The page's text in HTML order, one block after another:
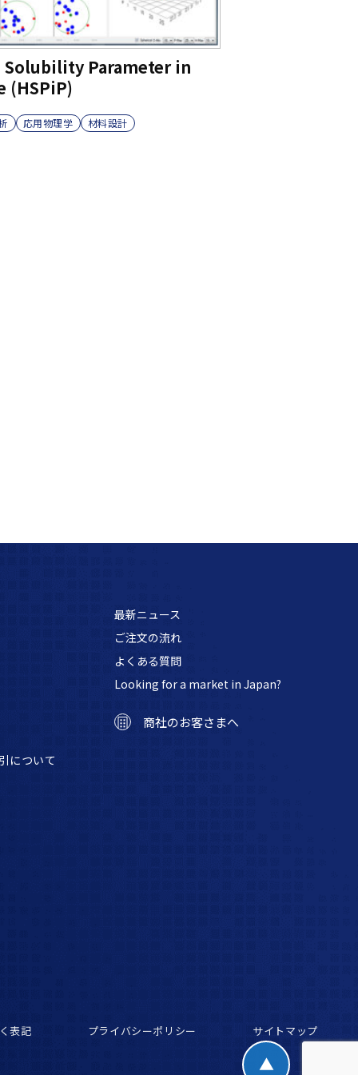
Solubility Parameter in
(HSPiP)
応用物理学 材料設計
について
最新ニュース
ご注文の流れ
よくある質問
Looking for a market in Japan?
商社のお客さまへ
表記 プライバシーポリシー サイトマップ
▲